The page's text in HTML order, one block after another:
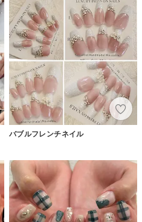
バブルフレンチネイル